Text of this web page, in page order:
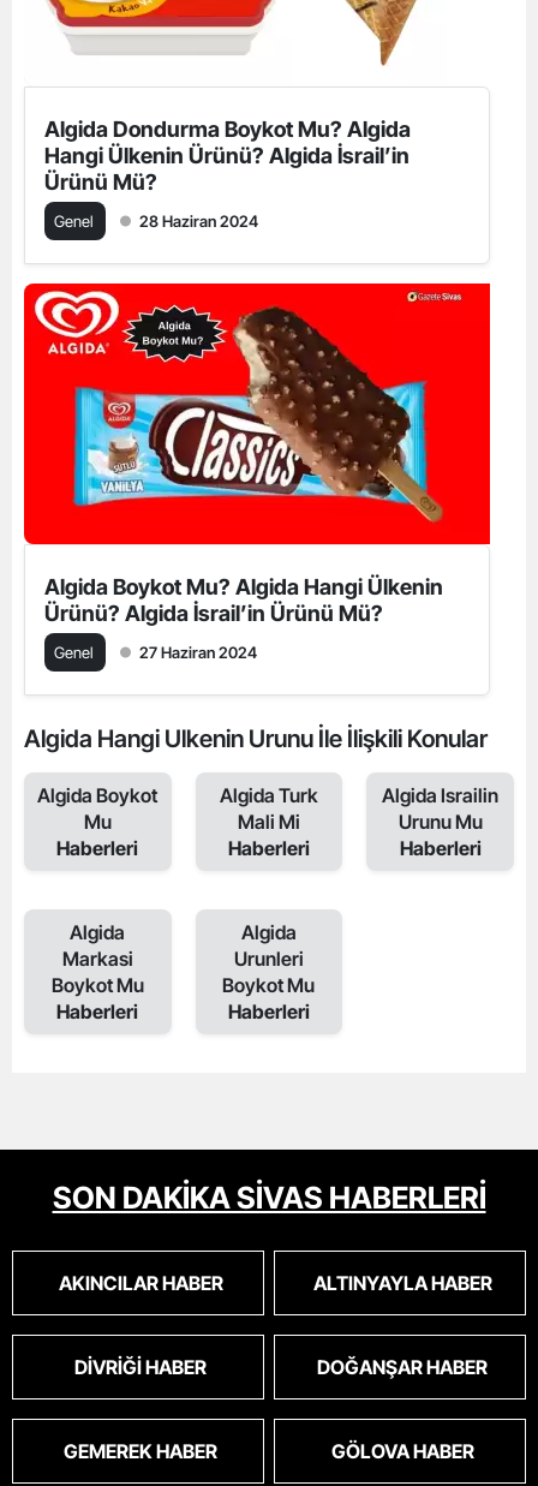
Algida Dondurma Boykot Mu? Algida
Hangi Ülkenin Ürünü? Algida İsrail’in
Ürünü Mü?
Genel 28 Haziran 2024
Algida Boykot Mu? Algida Hangi Ülkenin
Ürünü? Algida İsrail’in Ürünü Mü?
Genel 27 Haziran 2024
Algida Hangi Ulkenin Urunu İle İlişkili Konular
Algida Boykot
Mu
Haberleri
Algida Turk
Mali Mi
Haberleri
Algida Israilin
Urunu Mu
Haberleri
Algida
Markasi
Boykot Mu
Haberleri
Algida
Urunleri
Boykot Mu
Haberleri
SON DAKİKA SİVAS HABERLERİ
AKINCILAR HABER ALTINYAYLA HABER
DIVRIĞI HABER DOĞANŞAR HABER
GEMEREK HABER GÖLOVA HABER